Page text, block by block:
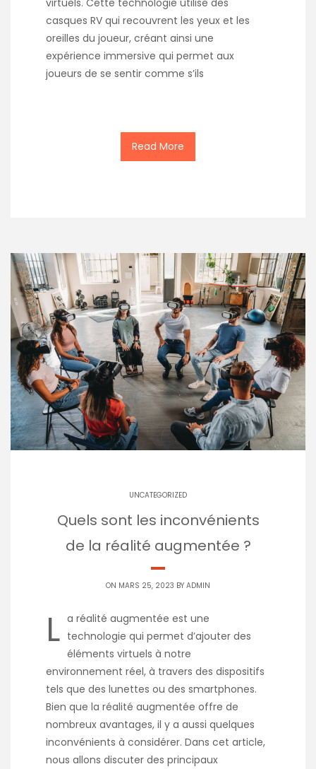
virtuels. Cette technologie utilise des
casques RV qui recouvrent les yeux et les
oreilles du joueur, créant ainsi une
expérience immersive qui permet aux
joueurs de se sentir comme s’ils
Read More
UNCATEGORIZED
Quels sont les inconvénients
de la réalité augmentée ?
ON MARS 25, 2023 BY ADMIN
L a réalité augmentée est une
technologie qui permet d’ajouter des
éléments virtuels à notre
environnement réel, à travers des dispositifs
tels que des lunettes ou des smartphones.
Bien que la réalité augmentée offre de
nombreux avantages, il y a aussi quelques
inconvénients à considérer. Dans cet article,
nous allons discuter des principaux